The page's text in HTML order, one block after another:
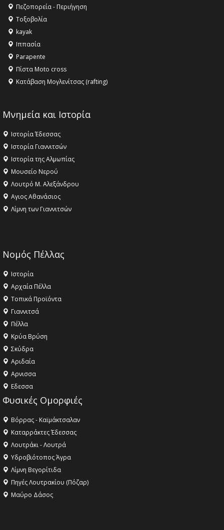
Πεζοπορεία - Περιήγηση
Τοξοβολία
kayak
Ιππασία
Parapente
Πίστα Moto cross
Κατάβαση Μογλενίτσας (rafting)
Μνημεία και Ιστορία
Ιστορία Έδεσσας
Ιστορία Γιαννιτσών
Ιστορία της Αλμωπίας
Μουσείο Νερού
Λουτρό Μ. Αλεξάνδρου
Αγιος Αθανάσιος
Λίμνη των Γιαννιτσών
Νομός Πέλλας
Ιστορία
Αρχαία Πέλλα
Τοπικά Προϊόντα
Γιαννιτσά
Πέλλα
Κρύα Βρύση
Σκύδρα
Αριδαία
Aρνισσα
Eδεσσα
Φυσικές Ομορφιές
Βόρρας - Καϊμάκτσαλαν
Καταρράκτες Έδεσσας
Λουτράκι - Λουτρά
Υδροβιότοπος Άγρα
Λίμνη Βεγορίτιδα
Πηγές Λουτρακίου (Πόζαρ)
Μαύρο Δάσος